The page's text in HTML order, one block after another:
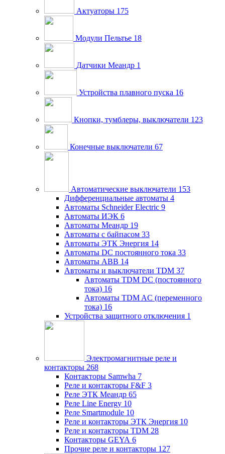
Актуаторы 175
Модули Пельтье 18
Датчики Меандр 1
Устройства плавного пуска 16
Кнопки, тумблеры, выключатели 123
Конечные выключатели 67
Автоматические выключатели 153
Дифференциальные автоматы 4
Автоматы Schneider Electric 9
Автоматы ИЭК 6
Автоматы Меандр 19
Автоматы с байпасом 33
Автоматы ЭТК Энергия 14
Автоматы DC постоянного тока 33
Автоматы ABB 14
Автоматы и выключатели TDM 37
Автоматы TDM DC (постоянного
тока) 16
Автоматы TDM AC (переменного
тока) 16
Устройства защитного отключения 1
Электромагнитные реле и
контакторы 268
Контакторы Samwha 7
Реле и контакторы F&F 3
Реле ЭТК Меандр 65
Реле Line Energy 10
Реле Smartmodule 10
Реле и контакторы ЭТК Энергия 10
Реле и контакторы TDM 28
Контакторы GEYA 6
Прочие реле и контакторы 127